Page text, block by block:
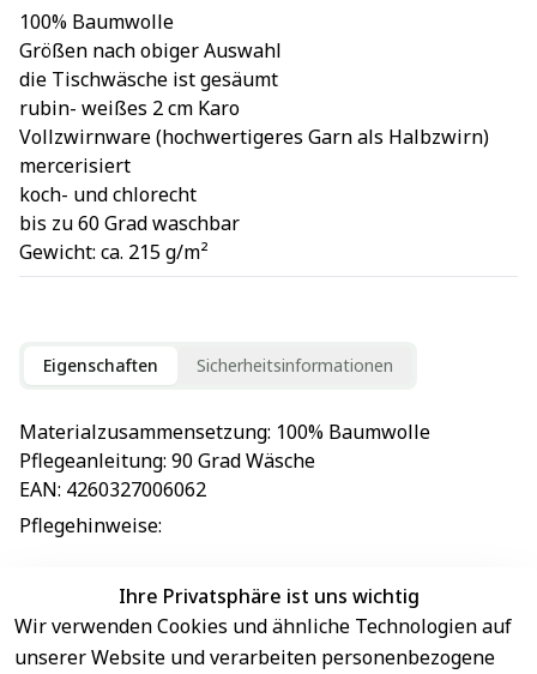
100% Baumwolle
Größen nach obiger Auswahl
die Tischwäsche ist gesäumt
rubin- weißes 2 cm Karo
Vollzwirnware (hochwertigeres Garn als Halbzwirn)
mercerisiert
koch- und chlorecht
bis zu 60 Grad waschbar
Gewicht: ca. 215 g/m²
Eigenschaften Sicherheitsinformationen
Materialzusammensetzung: 100% Baumwolle
Pflegeanleitung: 90 Grad Wäsche
EAN: 4260327006062
Pflegehinweise:
EU-Verantwortliche Person - klicken Sie für Details
Ihre Privatsphäre ist uns wichtig
Wir verwenden Cookies und ähnliche Technologien auf
unserer Website und verarbeiten personenbezogene